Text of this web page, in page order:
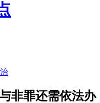
非罪还需依法办